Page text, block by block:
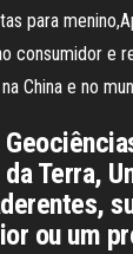
para
consumidor e
China e no
Terra,
ou um